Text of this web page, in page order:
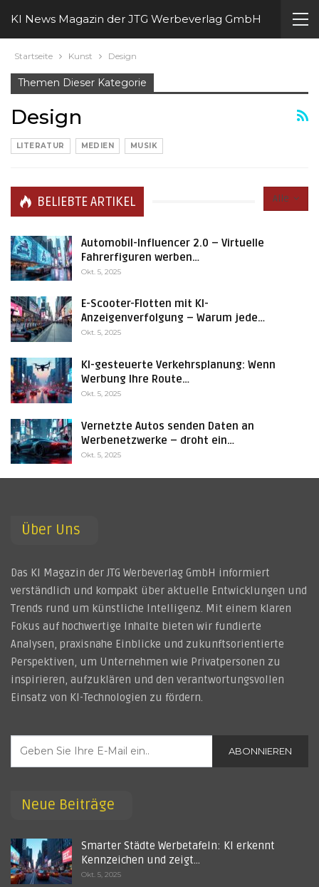
KI News Magazin der JTG Werbeverlag GmbH
Startseite Kunst Design
Themen Dieser Kategorie
Design
LITERATUR MEDIEN MUSIK
Alle
BELIEBTE ARTIKEL
Automobil-Influencer 2.0 – Virtuelle
Fahrerfiguren werben…
Okt. 5, 2025
E-Scooter-Flotten mit KI-
Anzeigenverfolgung – Warum jede…
Okt. 5, 2025
KI-gesteuerte Verkehrsplanung: Wenn
Werbung Ihre Route…
Okt. 5, 2025
Vernetzte Autos senden Daten an
Werbenetzwerke – droht ein…
Okt. 5, 2025
Über Uns
Das KI Magazin der JTG Werbeverlag GmbH informiert
verständlich und kompakt über aktuelle Entwicklungen und
Trends rund um künstliche Intelligenz. Mit einem klaren
Fokus auf hochwertige Inhalte bieten wir fundierte
Analysen, praxisnahe Einblicke und zukunftsorientierte
Perspektiven, um Unternehmen wie Privatpersonen zu
inspirieren, aufzuklären und den verantwortungsvollen
Einsatz von KI-Technologien zu fördern.
ABONNIEREN
Neue Beiträge
Smarter Städte Werbetafeln: KI erkennt
Kennzeichen und zeigt…
Okt. 5, 2025